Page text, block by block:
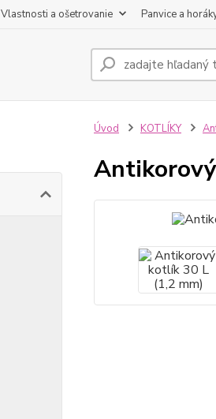
Vlastnosti a ošetrovanie Panvice a
Úvod KOTLÍKY